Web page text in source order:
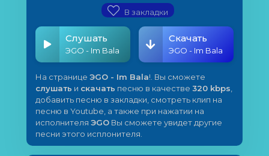
В закладки
Слушать
ЭGO - Im Bala
Скачать
ЭGO - Im Bala
На странице ЭGO - Im Bala!. Вы сможете
слушать и скачать песню в качестве 320 kbps
добавить песню в закладки, смотреть клип на
песню в Youtube, а также при нажатии на
исполнителя ЭGO Вы сможете увидет другие
песни этого исплонителя.